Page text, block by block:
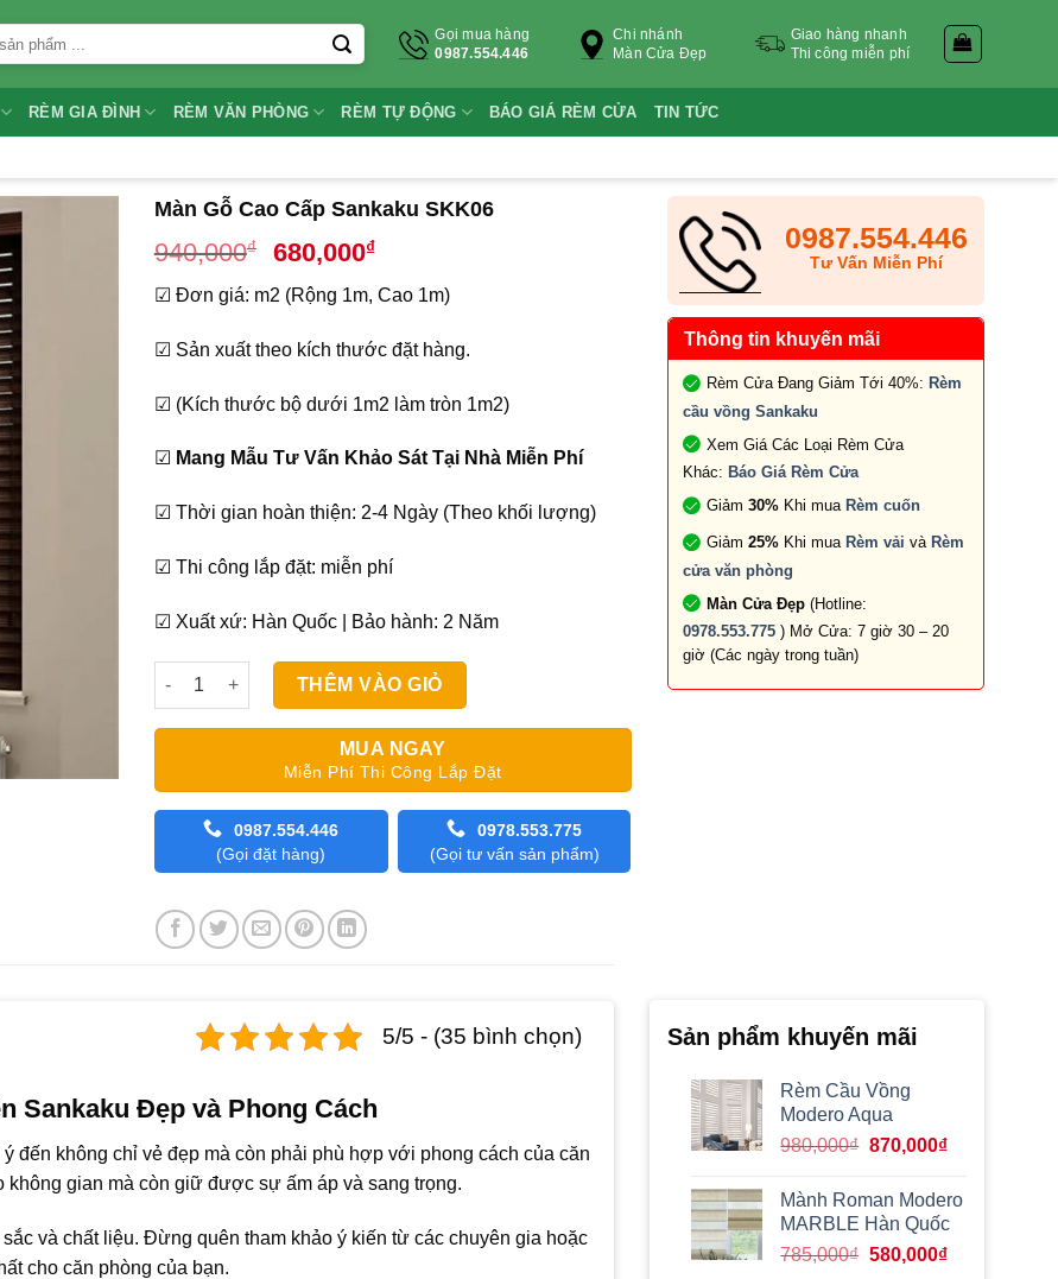
Gọi mua hàng
0987.554.446
Chi nhánh
Màn Cửa Đẹp
Giao hàng nhanh
Thi công miễn phí
RÈM GIA ĐÌNH RÈM VĂN PHÒNG RÈM TỰ ĐỘNG BÁO GIÁ RÈM CỬA TIN TỨC
Màn Gỗ Cao Cấp Sankaku SKK06
940,000₫
Giá
gốc
là:
940,000₫.
680,000₫Giá
tại
là:
680,000₫.
☑ Đơn giá: m2 (Rộng 1m, Cao 1m)
☑ Sản xuất theo kích thước đặt hàng.
☑ (Kích thước bộ dưới 1m2 làm tròn 1m2)
☑ Mang Mẫu Tư Vấn Khảo Sát Tại Nhà Miễn Phí
☑ Thời gian hoàn thiện: 2-4 Ngày (Theo khối lượng)
☑ Thi công lắp đặt: miễn phí
☑ Xuất xứ: Hàn Quốc | Bảo hành: 2 Năm
Màn Gỗ Cao Cấp Sankaku SKK06 số lượng
THÊM VÀO GIỎ
MUA NGAY
Miễn Phí Thi Công Lắp Đặt
0987.554.446
(Gọi đặt hàng)
0978.553.775
(Gọi tư vấn sản phẩm)
0987.554.446
Tư Vấn Miễn Phí
Thông tin khuyến mãi
Rèm Cửa Đang Giảm Tới 40%: Rèm
cầu vồng Sankaku
Xem Giá Các Loại Rèm Cửa
Khác: Báo Giá Rèm Cửa
Giảm 30%Khi mua Rèm cuốn
Giảm 25%Khi mua Rèm vải và Rèm
cửa văn phòng
Màn Cửa Đẹp (Hotline:
0978.553.775 ) Mở Cửa: 7 giờ 30 – 20
giờ (Các ngày trong tuần)
5/5 - (35 bình chọn)
Sankaku Đẹp và Phong Cách
đến không chỉ vẻ đẹp mà còn phải phù hợp với phong cách của căn
gian mà còn giữ được sự ấm áp và sang trọng.
và chất liệu. Đừng quên tham khảo ý kiến từ các chuyên gia hoặc
cho căn phòng của bạn.
Sản phẩm khuyến mãi
Rèm Cầu Vồng
Modero Aqua
980,000₫ Giá
là:
980,000₫.
870,000₫Giá
tại
là:
870,000₫.
Mành Roman Modero
MARBLE Hàn Quốc
785,000₫ Giá
580,000₫Giá